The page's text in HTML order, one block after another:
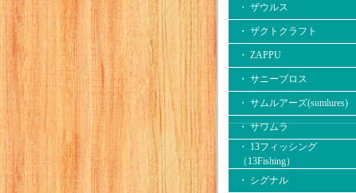
・ ザウルス
・ ザクトクラフト
・ ZAPPU
・ サニーブロス
・ サムルアーズ(sumlures)
・ サワムラ
・ 13フィッシング
（13Fishing）
・ シグナル